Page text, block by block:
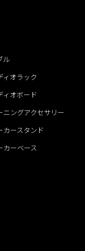
ル
ィオラック
ィオボード
ニングアクセサリー
カースタンド
カーベース